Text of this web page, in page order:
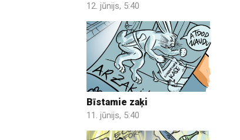
12. jūnijs, 5:40
Bīstamie zaķi
11. jūnijs, 5:40